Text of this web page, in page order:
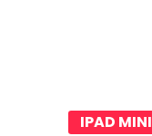
IPAD MINI